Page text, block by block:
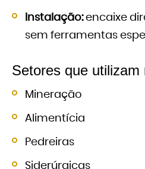
Instalação:encaixe
sem ferramentas
Setores que utilizam
Mineração
Alimentícia
Pedreiras
Siderúrgicas